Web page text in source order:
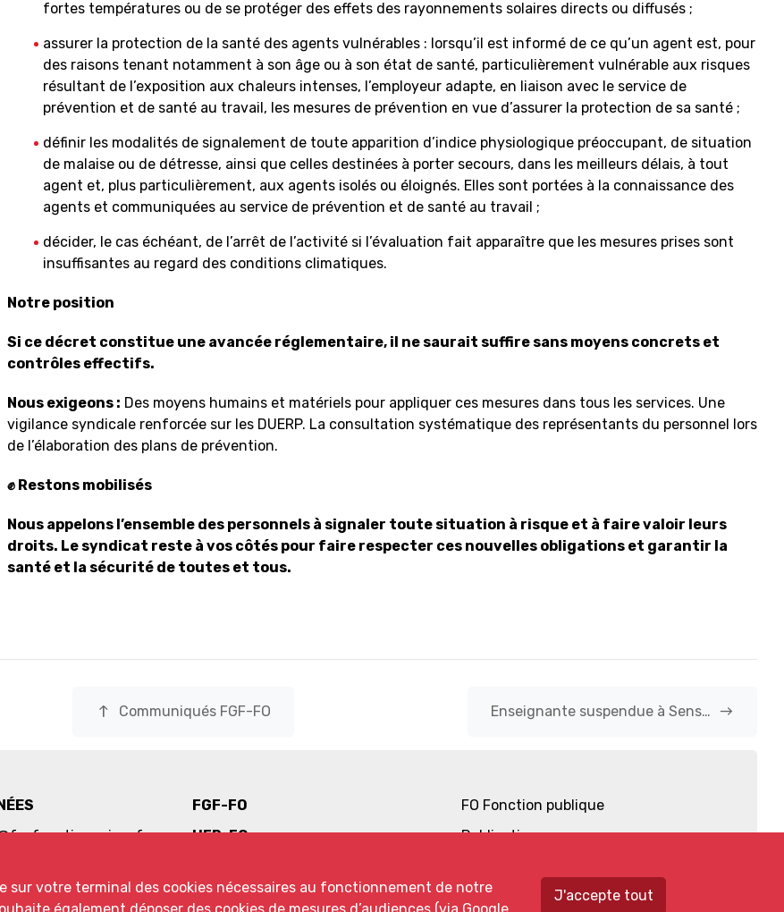
fortes températures ou de se protéger des effets des rayonnements solaires directs ou diffusés ;
assurer la protection de la santé des agents vulnérables : lorsqu’il est informé de ce qu’un agent est, pour
des raisons tenant notamment à son âge ou à son état de santé, particulièrement vulnérable aux risques
résultant de l’exposition aux chaleurs intenses, l’employeur adapte, en liaison avec le service de
prévention et de santé au travail, les mesures de prévention en vue d’assurer la protection de sa santé ;
définir les modalités de signalement de toute apparition d’indice physiologique préoccupant, de situation
de malaise ou de détresse, ainsi que celles destinées à porter secours, dans les meilleurs délais, à tout
agent et, plus particulièrement, aux agents isolés ou éloignés. Elles sont portées à la connaissance des
agents et communiquées au service de prévention et de santé au travail ;
décider, le cas échéant, de l’arrêt de l’activité si l’évaluation fait apparaître que les mesures prises sont
insuffisantes au regard des conditions climatiques.
Notre position
Si ce décret constitue une avancée réglementaire, il ne saurait suffire sans moyens concrets et
contrôles effectifs.
Nous exigeons : Des moyens humains et matériels pour appliquer ces mesures dans tous les services. Une
vigilance syndicale renforcée sur les DUERP. La consultation systématique des représentants du personnel lors
de l’élaboration des plans de prévention.
✊ Restons mobilisés
Nous appelons l’ensemble des personnels à signaler toute situation à risque et à faire valoir leurs
droits. Le syndicat reste à vos côtés pour faire respecter ces nouvelles obligations et garantir la
santé et la sécurité de toutes et tous.
north Communiqués FGF-FO Enseignante suspendue à Sens… east
fonctionnaires.fr
FGF-FO
UFR-FO
FO Fonction publique
Publications
Vidéos
sur votre terminal des cookies nécessaires au fonctionnement de notre
J'accepte tout